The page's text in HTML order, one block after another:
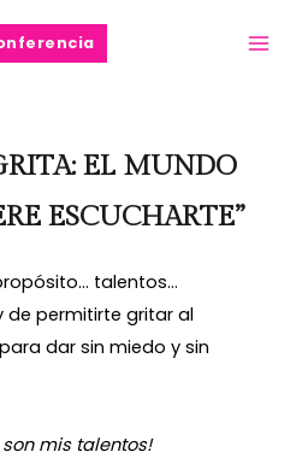
EL MUNDO
ESCUCHARTE”
talentos…
permitirte gritar al
dar sin miedo y sin
son mis talentos!